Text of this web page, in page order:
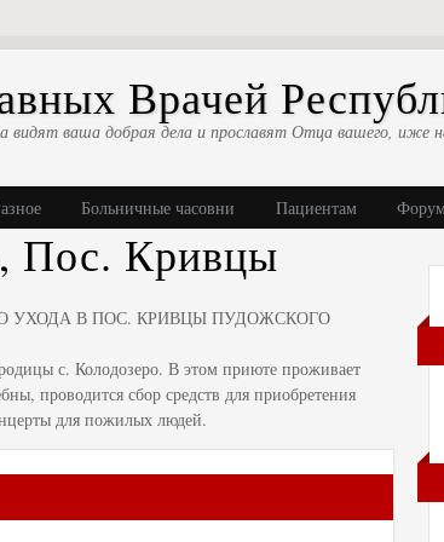
Врачей
видят ваша добрая дела и прославят Отца вашего, иже
Больничные часовни Пациентам
Пос. Кривцы
УХОДА В ПОС. КРИВЦЫ ПУДОЖСКОГО
с. Колодозеро. В этом приюте проживает
проводится сбор средств для приобретения
для пожилых людей.